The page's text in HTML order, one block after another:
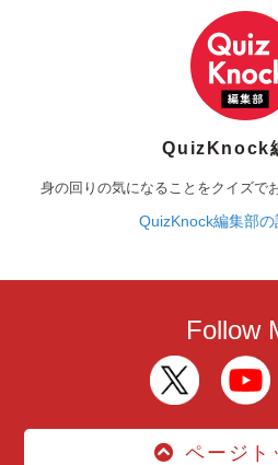
QuizKnock
身の回りの気になることをクイズで
QuizKnock編集部
Follow
ページト